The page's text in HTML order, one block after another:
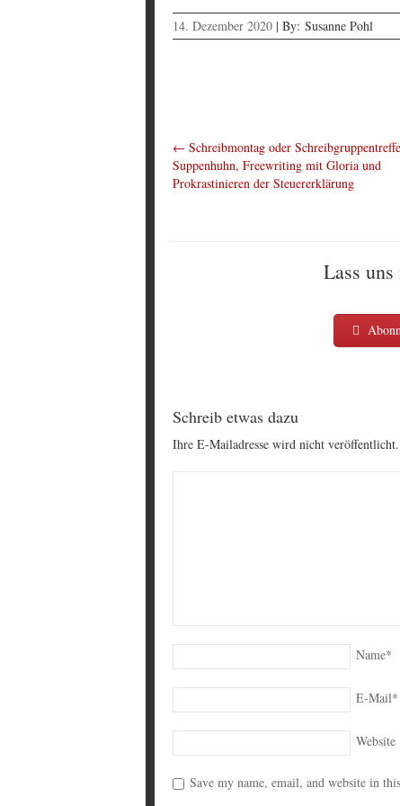
14. Dezember 2020 | By: Susanne Pohl
← Schreibmontag oder
Suppenhuhn, Freewriting mit Gloria und
Prokrastinieren der Steuererklärung
Lass
Schreib etwas dazu
Ihre E-Mailadresse wird nicht
Name*
E-Mail*
Website
Save my name, email, and website in